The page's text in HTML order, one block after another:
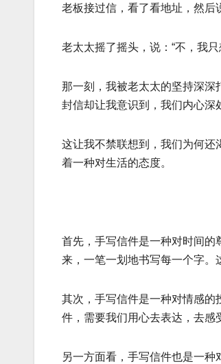
老板接过信，看了看地址，然后
老太太摇了摇头，说：“不，我
那一刻，我被老太太的坚持深深
封信却让我意识到，我们内心深
这让我不禁联想到，我们为何还
着一种对生活的态度。
首先，手写信件是一种对时间的
来，一笔一划地书写每一个字。
其次，手写信件是一种对情感的
件，需要我们用心去表达，去感
另一方面看，手写信件也是一